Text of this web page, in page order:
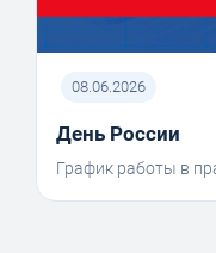
08.06.2026
День России
График работы в